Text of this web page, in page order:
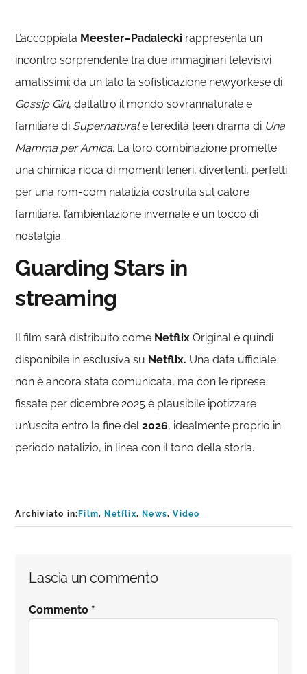
L’accoppiata Meester–Padalecki rappresenta un
incontro sorprendente tra due immaginari televisivi
amatissimi: da un lato la sofisticazione newyorkese di
Gossip Girl, dall’altro il mondo sovrannaturale e
familiare di Supernaturale l’eredità teen drama di Una
Mamma per Amica. La loro combinazione promette
una chimica ricca di momenti teneri, divertenti, perfetti
per una rom-com natalizia costruita sul calore
familiare, l’ambientazione invernale e un tocco di
nostalgia.
Guarding Stars in
streaming
Il film sarà distribuito come Netflix Original e quindi
disponibile in esclusiva su Netflix. Una data ufficiale
non è ancora stata comunicata, ma con le riprese
fissate per dicembre 2025 è plausibile ipotizzare
un’uscita entro la fine del2026, idealmente proprio in
periodo natalizio, in linea con il tono della storia.
Archiviato in: Film, Netflix, News,Video
Interazioni
del
Lascia un commento
Commento *